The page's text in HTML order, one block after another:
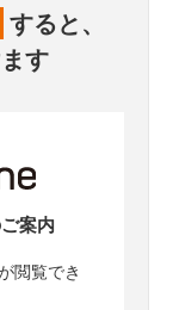
すると、
す
案内
閲覧でき